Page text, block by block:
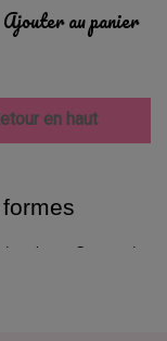
Ajouter au panier
en haut
volume. Ce type de